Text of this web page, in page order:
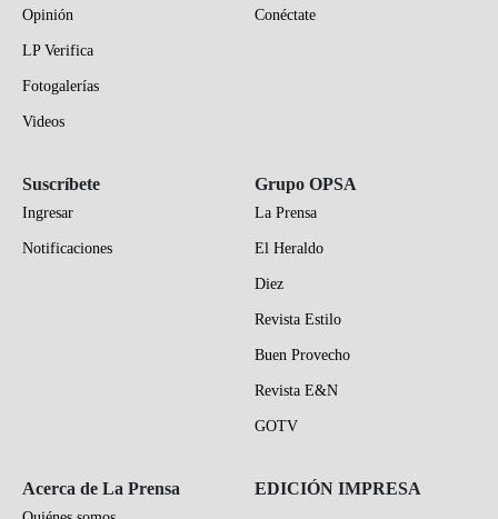
Opinión
LP Verifica
Fotogalerías
Videos
Conéctate
Suscríbete
Ingresar
Notificaciones
Grupo OPSA
La Prensa
El Heraldo
Diez
Revista Estilo
Buen Provecho
Revista E&N
GOTV
Acerca de La Prensa EDICIÓN IMPRESA